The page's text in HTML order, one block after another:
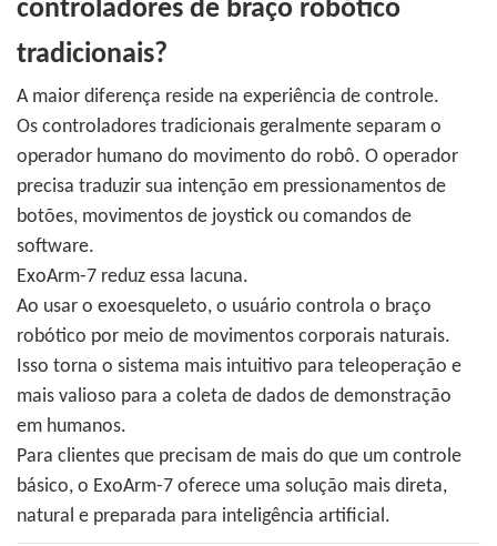
controladores de braço robótico
tradicionais?
A maior diferença reside na experiência de controle.
Os controladores tradicionais geralmente separam o
operador humano do movimento do robô. O operador
precisa traduzir sua intenção em pressionamentos de
botões, movimentos de joystick ou comandos de
software.
ExoArm-7 reduz essa lacuna.
Ao usar o exoesqueleto, o usuário controla o braço
robótico por meio de movimentos corporais naturais.
Isso torna o sistema mais intuitivo para teleoperação e
mais valioso para a coleta de dados de demonstração
em humanos.
Para clientes que precisam de mais do que um controle
básico, o ExoArm-7 oferece uma solução mais direta,
natural e preparada para inteligência artificial.